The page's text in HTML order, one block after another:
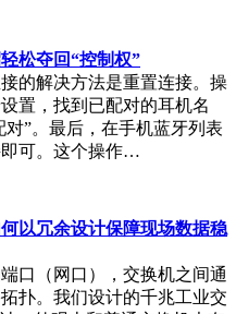
Unreal引擎插件、Vulkan
获取这一工具包，对即将推
载Arm神经技术的设备在上
将进一步推动NSS技术在移
松夺回“控制权”
的解决方法是重置连接。操
置，找到已配对的耳机名
”。最后，在手机蓝牙列表
可。这个操作…
以冗余设计保障现场数据稳
口（网口），交换机之间通
扑。我们设计的千兆工业交